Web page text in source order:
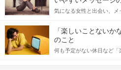
をしっかりと理解し、正し
記事では、女性が話しかけ
合にどのような行動に繋
気になる女性と出会い、
しかし、中には「どう誘
っしゃるのではないでし
送るLINEでのデートの誘
えながら解説するので、ぜ
「楽しいことないか
のこと
何も予定がない休日など